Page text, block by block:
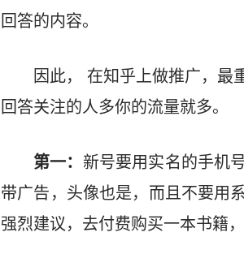
回答的内容。
因此， 在知乎上做推广，最
回答关注的人多你的流量就多。
第一： 新号要用实名的手机
带广告，头像也是，而且不要用
强烈建议，去付费购买一本书籍